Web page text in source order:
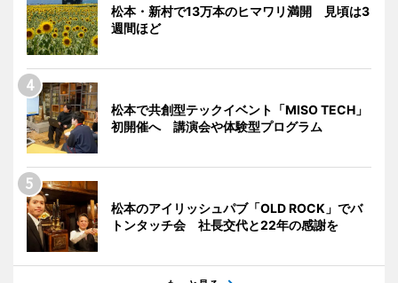
松本・新村で13万本のヒマワリ満開 見頃は3
週間ほど
松本で共創型テックイベント「MISO TECH」
初開催へ 講演会や体験型プログラム
松本のアイリッシュパブ「OLD ROCK」でバ
トンタッチ会 社長交代と22年の感謝を